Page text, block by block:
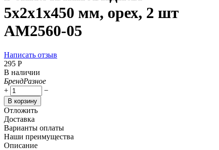
5х2х1х450 мм, орех, 2 шт
AM2560-05
Написать отзыв
‍295‍ Р
В наличии
БрендРазное
+
−
В корзину
Отложить
Доставка
Варианты оплаты
Наши преимущества
Описание